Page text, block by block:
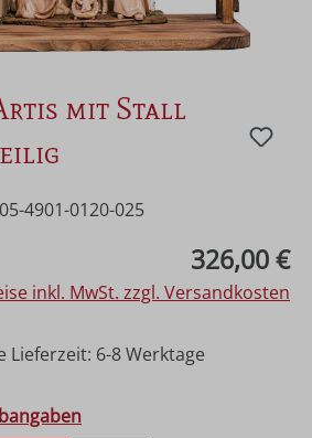
mit Stall
4901-0120-025
326,00 €
inkl. MwSt. zzgl. Versandkosten
6-8 Werktage